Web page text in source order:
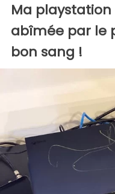
Ma
abîmée par le
bon sang !